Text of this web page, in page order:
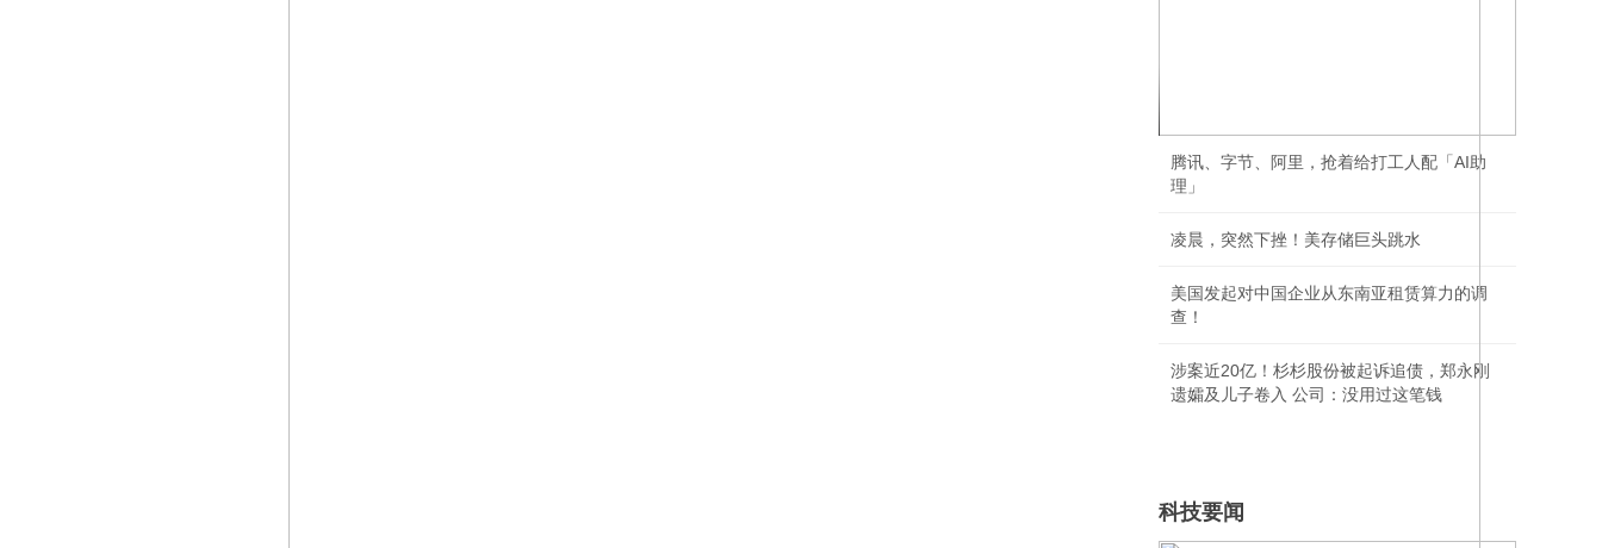
腾讯、字节、阿里，抢着给打工人配「AI助
理」
凌晨，突然下挫！美存储巨头跳水
美国发起对中国企业从东南亚租赁算力的调
查！
涉案近20亿！杉杉股份被起诉追债，郑永刚
遗孀及儿子卷入 公司：没用过这笔钱
科技要闻